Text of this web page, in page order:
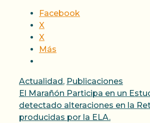
Facebook
X
X
Más
Categorías
Actualidad, Publicaciones
El Marañón Participa en un
detectado alteraciones en la
producidas por la ELA.